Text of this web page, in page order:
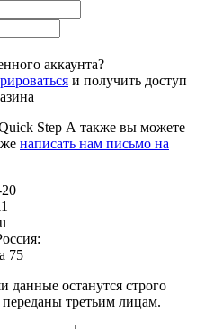
аккаунта?
и получить доступ
Step А также вы можете
написать нам письмо на
75
данные останутся строго
третьим лицам.